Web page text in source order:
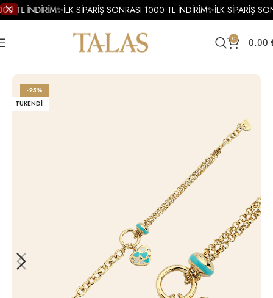
0 0.00
Altın Bileklik Altın Mineli Bileklik
-25%
TÜKENDI
TL İNDİRİM✨İLK SİPARİŞ SONRASI 1000 TL İNDİRİM✨İLK SİPARİŞ